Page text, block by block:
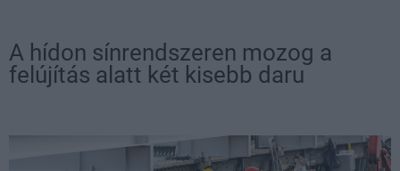
A hídon sínrendszeren mozog a
felújítás alatt két kisebb daru